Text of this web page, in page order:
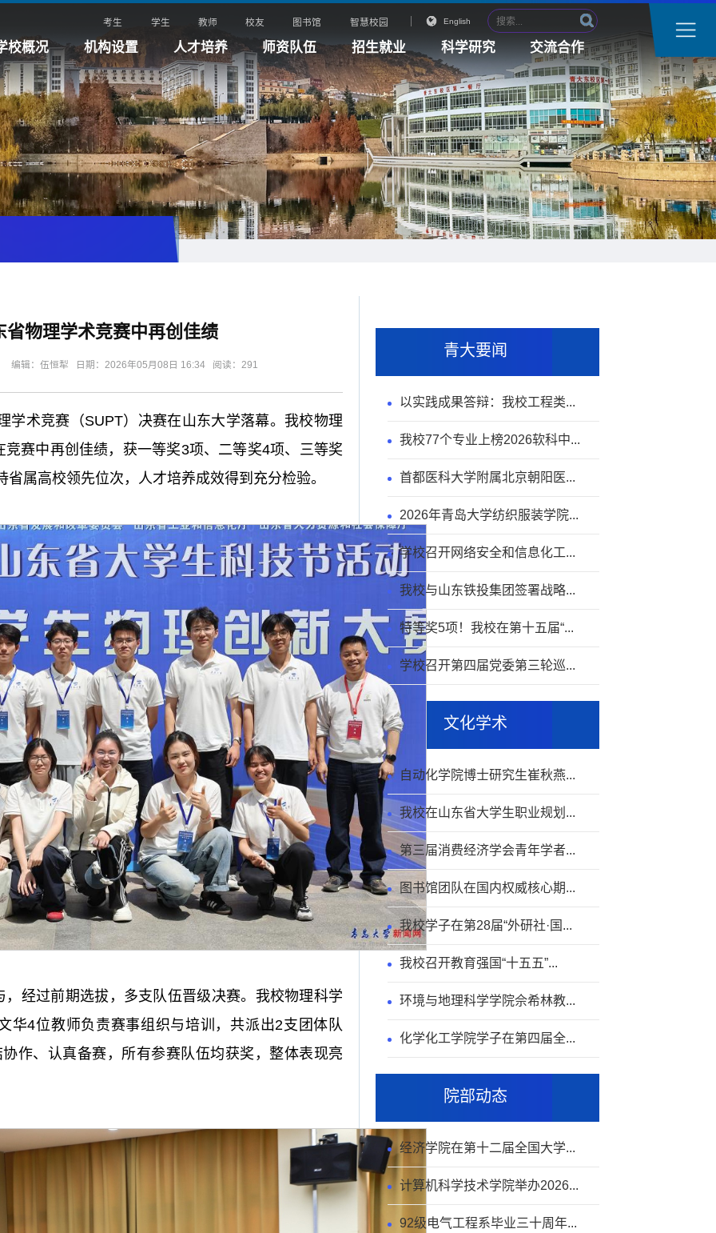
考生 学生 教师 校友 图书馆 智慧校园 English
校概况 机构设置 人才培养 师资队伍 招生就业 科学研究 交流合作
青大要闻
以实践成果答辩：我校工程类...
我校77个专业上榜2026软科中...
首都医科大学附属北京朝阳医...
2026年青岛大学纺织服装学院...
学校召开网络安全和信息化工...
我校与山东铁投集团签署战略...
特等奖5项！我校在第十五届“...
学校召开第四届党委第三轮巡...
文化学术
自动化学院博士研究生崔秋燕...
我校在山东省大学生职业规划...
第三届消费经济学会青年学者...
图书馆团队在国内权威核心期...
我校学子在第28届“外研社·国...
我校召开教育强国“十五五”...
环境与地理科学学院佘希林教...
化学化工学院学子在第四届全...
院部动态
经济学院在第十二届全国大学...
计算机科学技术学院举办2026...
92级电气工程系毕业三十周年...
省物理学术竞赛中再创佳绩
辑：伍恒犁 日期：2026年05月08日 16:34 阅读： 291
学术竞赛（SUPT）决赛在山东大学落幕。我校物理
赛中再创佳绩，获一等奖3项、二等奖4项、三等奖
属高校领先位次，人才培养成效得到充分检验。
经过前期选拔，多支队伍晋级决赛。我校物理科学
华4位教师负责赛事组织与培训，共派出2支团体队
作、认真备赛，所有参赛队伍均获奖，整体表现亮